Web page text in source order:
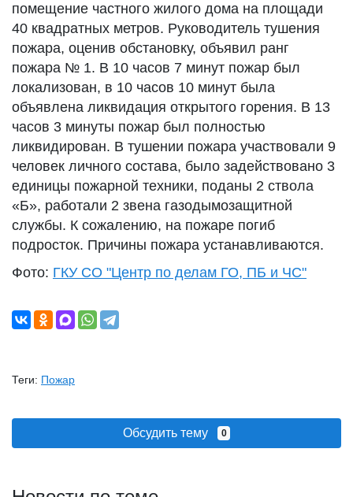
помещение частного жилого дома на площади
40 квадратных метров. Руководитель тушения
пожара, оценив обстановку, объявил ранг
пожара № 1. В 10 часов 7 минут пожар был
локализован, в 10 часов 10 минут была
объявлена ликвидация открытого горения. В 13
часов 3 минуты пожар был полностью
ликвидирован. В тушении пожара участвовали 9
человек личного состава, было задействовано 3
единицы пожарной техники, поданы 2 ствола
«Б», работали 2 звена газодымозащитной
службы. К сожалению, на пожаре погиб
подросток. Причины пожара устанавливаются.
Фото: ГКУ СО "Центр по делам ГО, ПБ и ЧС"
Теги: Пожар
Обсудить тему 0